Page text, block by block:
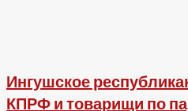
Ингушское
КПРФ и товарищи по